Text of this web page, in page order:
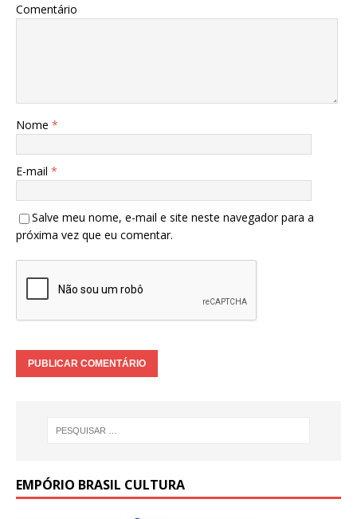
Comentário
Nome *
E-mail *
Salve meu nome, e-mail e site neste navegador para a
próxima vez que eu comentar.
EMPÓRIO BRASIL CULTURA